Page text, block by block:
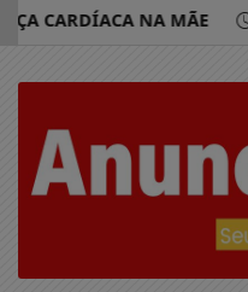
CARDÍACA NA MÃE